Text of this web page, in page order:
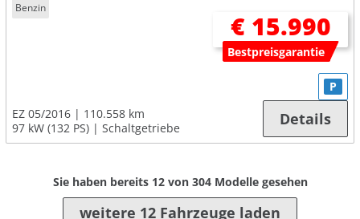
Benzin
€ 15.990
Bestpreisgarantie
EZ 05/2016
110.558 km
97 kW (132 PS)
Schaltgetriebe
P
Details
Sie haben bereits 12von 304Modelle gesehen
weitere 12 Fahrzeuge laden